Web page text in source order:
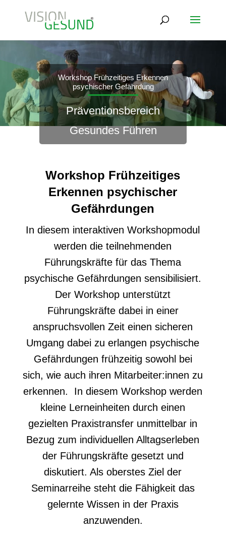
Workshop Frühzeitiges Erkennen
psychischer Gefährdung
Präventionsbereich
Gesundes Führen
Workshop Frühzeitiges
Erkennen psychischer
Gefährdungen
In diesem interaktiven Workshopmodul
werden die teilnehmenden
Führungskräfte für das Thema
psychische Gefährdungen sensibilisiert.
Der Workshop unterstützt
Führungskräfte dabei in einer
anspruchsvollen Zeit einen sicheren
Umgang dabei zu erlangen psychische
Gefährdungen frühzeitig sowohl bei
sich, wie auch ihren Mitarbeiter:innen zu
erkennen. In diesem Workshop werden
kleine Lerneinheiten durch einen
gezielten Praxistransfer unmittelbar in
Bezug zum individuellen Alltagserleben
der Führungskräfte gesetzt und
diskutiert. Als oberstes Ziel der
Seminarreihe steht die Fähigkeit das
gelernte Wissen in der Praxis
anzuwenden.